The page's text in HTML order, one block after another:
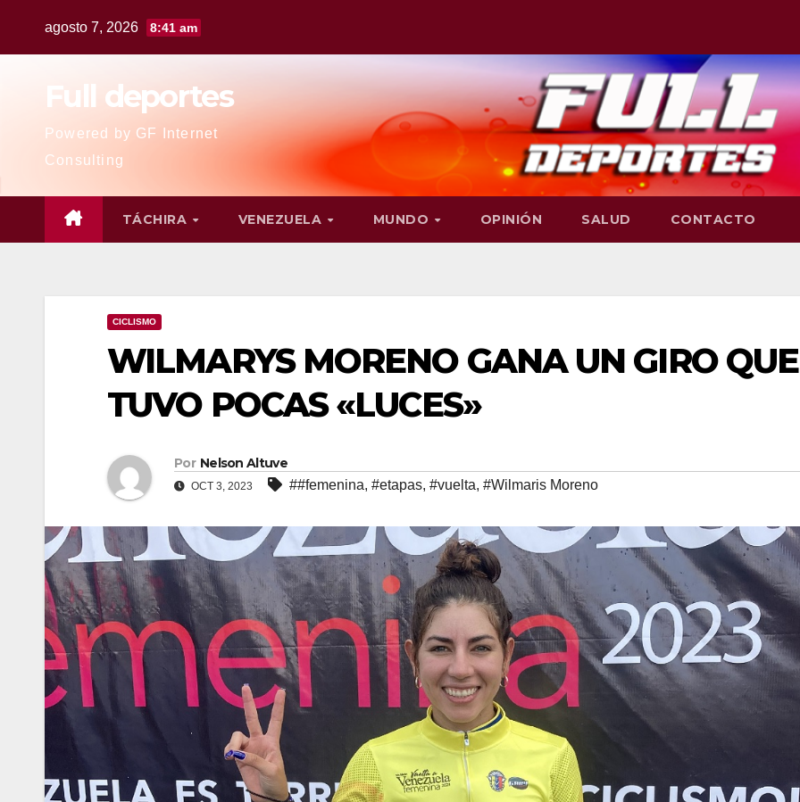
agosto 7, 2026 8:41 am
Full deportes
Powered by GF Internet
Consulting
TÁCHIRA VENEZUELA MUNDO OPINIÓN SALUD CONTACTO
CICLISMO
WILMARYS MORENO GANA UN GIRO QUE
TUVO POCAS «LUCES»
Por Nelson Altuve
OCT 3, 2023 ##femenina, #etapas, #vuelta, #Wilmaris Moreno